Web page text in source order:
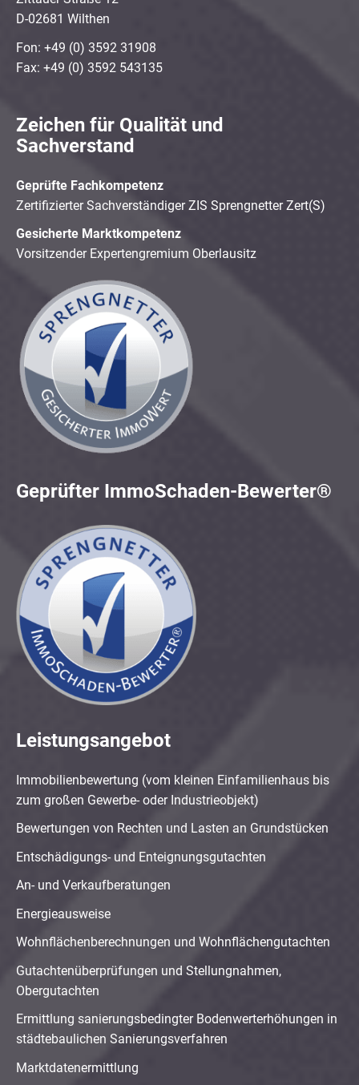
D-02681 Wilthen
Fon: +49 (0) 3592 31908
Fax: +49 (0) 3592 543135
Zeichen für Qualität und
Sachverstand
Geprüfte Fachkompetenz
Zertifizierter Sachverständiger ZIS Sprengnetter Zert(S)
Gesicherte Marktkompetenz
Vorsitzender Expertengremium Oberlausitz
Geprüfter ImmoSchaden-Bewerter®
Leistungsangebot
Immobilienbewertung (vom kleinen Einfamilienhaus bis
zum großen Gewerbe- oder Industrieobjekt)
Bewertungen von Rechten und Lasten an Grundstücken
Entschädigungs- und Enteignungsgutachten
An- und Verkaufberatungen
Energieausweise
Wohnflächenberechnungen und Wohnflächengutachten
Gutachtenüberprüfungen und Stellungnahmen,
Obergutachten
Ermittlung sanierungsbedingter Bodenwerterhöhungen in
städtebaulichen Sanierungsverfahren
Marktdatenermittlung